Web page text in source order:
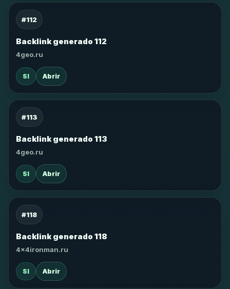
#112
Backlink generado 112
4geo.ru
SI Abrir
#113
Backlink generado 113
4geo.ru
SI Abrir
#118
Backlink generado 118
4x4ironman.ru
SI Abrir